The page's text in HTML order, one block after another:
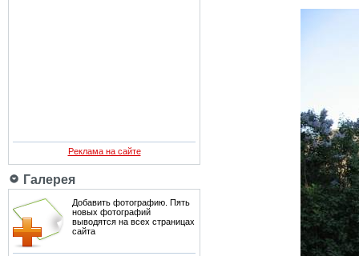
Реклама на сайте
Галерея
Добавить фотографию. Пять
новых фотографий
выводятся на всех страницах
сайта